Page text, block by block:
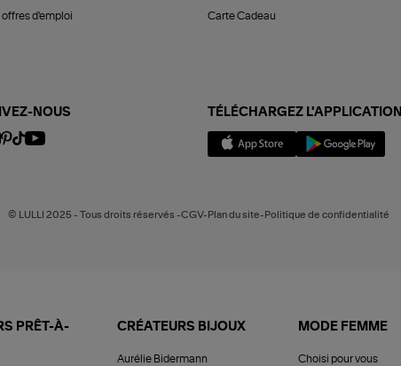
offres d'emploi Carte Cadeau
NOUS TÉLÉCHARGEZ L'APPLICATION
© LULLI 2025 - Tous droits réservés -CGV-Plan du site-Politique de confidentialité
PRÊT-À-
CRÉATEURS BIJOUX
Aurélie Bidermann
MODE FEMME
Choisi pour vous